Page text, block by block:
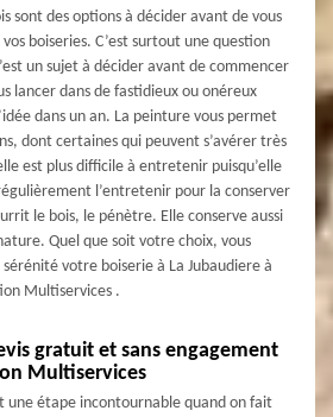
sont des options à décider avant de vous
boiseries. C’est surtout une question
un sujet à décider avant de commencer
lancer dans de fastidieux ou onéreux
dans un an. La peinture vous permet
dont certaines qui peuvent s’avérer très
est plus difficile à entretenir puisqu’elle
l’entretenir pour la conserver
le bois, le pénètre. Elle conserve aussi
Quel que soit votre choix, vous
votre boiserie à La Jubaudiere à
Multiservices .
gratuit et sans engagement
Multiservices
une étape incontournable quand on fait